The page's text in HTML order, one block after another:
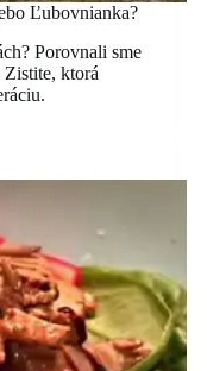
Ľubovnianka?
Porovnali sme
ktorá